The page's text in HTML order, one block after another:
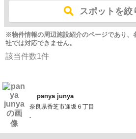
スポットを絞
※物件情報の周辺施設紹介のページであり、
社では対応できません。
該当件数1件
panya junya
奈良県香芝市逢坂６丁目
-